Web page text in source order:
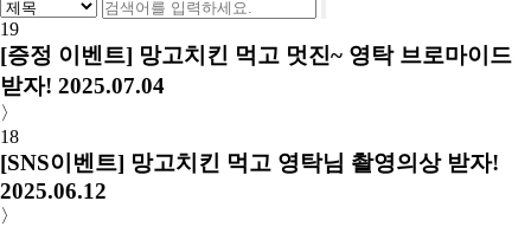
19
[증정 이벤트] 망고치킨 먹고 멋진~ 영탁 브로마이드
받자! 2025.07.04
〉
18
[SNS이벤트] 망고치킨 먹고 영탁님 촬영의상 받자!
2025.06.12
〉